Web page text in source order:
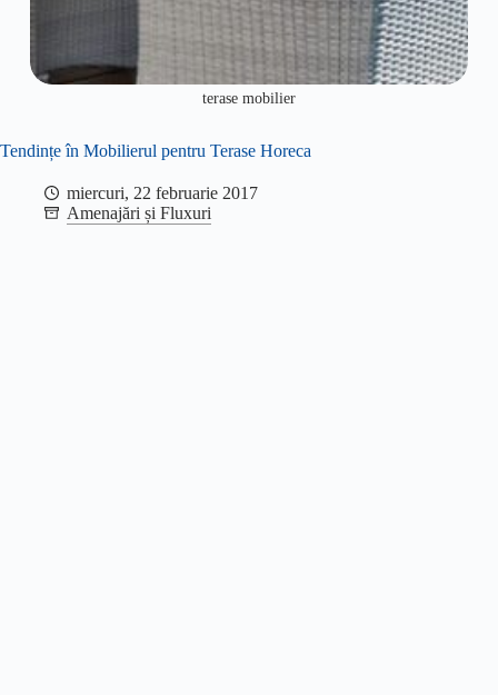
terase mobilier
Tendințe în Mobilierul pentru Terase Horeca
miercuri, 22 februarie 2017
Amenajări și Fluxuri